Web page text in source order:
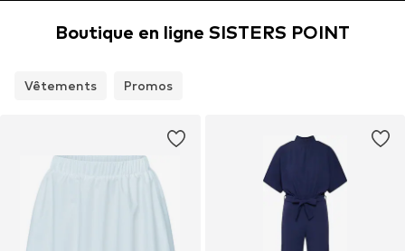
Boutique en ligne SISTERS POINT
Vêtements Promos